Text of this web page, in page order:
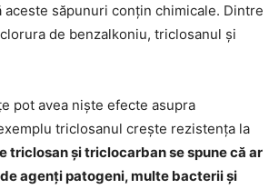
aceste săpunuri conțin chimicale. Dintre
de benzalkoniu, triclosanul și
pot avea niște efecte asupra
triclosanul crește rezistența la
triclosan și triclocarban se spune că ar
agenți patogeni, multe bacterii și